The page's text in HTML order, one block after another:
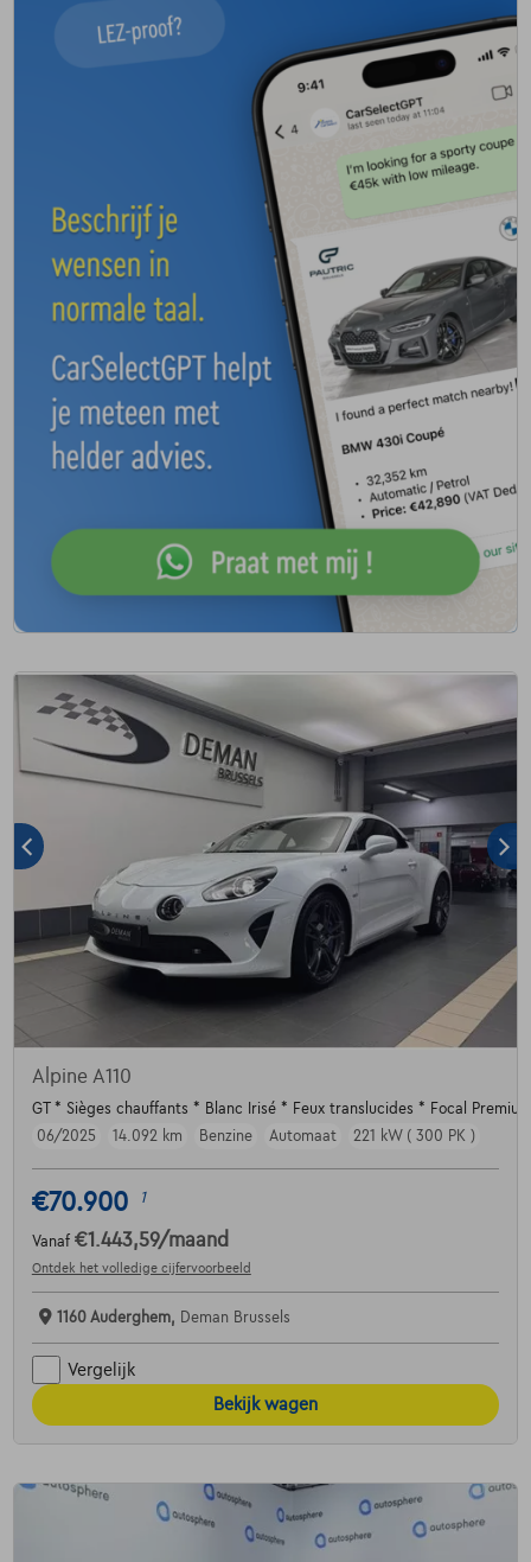
Alpine A110
GT * Sièges chauffants * Blanc Irisé * Feux translucides * Focal
06/2025
14.092 km Benzine Automaat 221 kW ( 300 PK )
€70.900 1
Vanaf €1.443,59/maand
Ontdek het volledige cijfervoorbeeld
1160 Auderghem, Deman Brussels
Vergelijk
Bekijk wagen